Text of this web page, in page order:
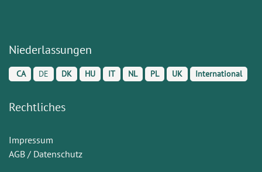
Niederlassungen
CA DE DK HU IT NL PL UK International
Rechtliches
Impressum
AGB / Datenschutz